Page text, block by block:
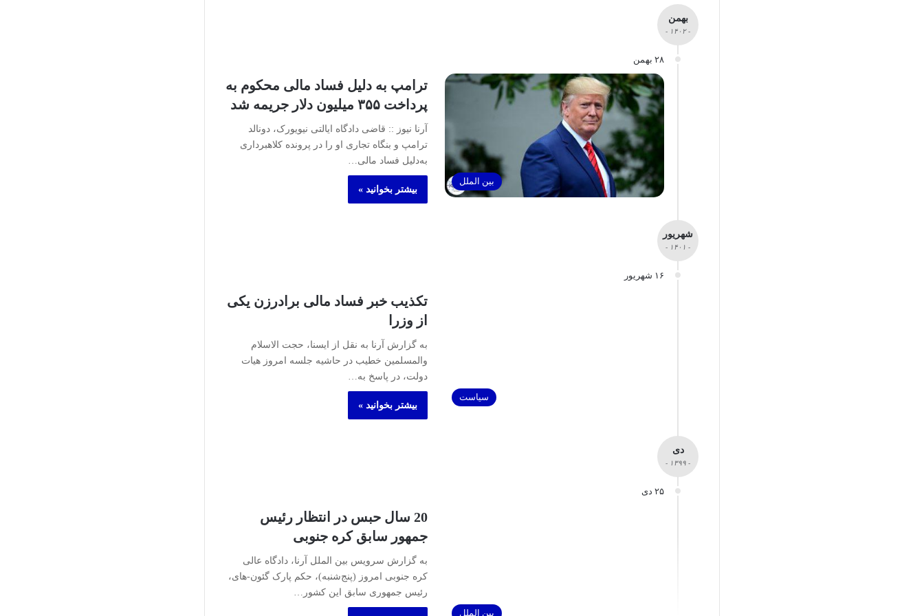
بهمن
- ۱۴۰۲ -
۲۸ بهمن
بین الملل
ترامپ به دلیل فساد مالی محکوم به
پرداخت ۳۵۵ میلیون دلار جریمه شد
آرنا نیوز :: قاضی دادگاه ایالتی نیویورک، دونالد
ترامپ و بنگاه تجاری او را در پرونده کلاهبرداری
به‌دلیل فساد مالی…
بیشتر بخوانید »
شهریور
- ۱۴۰۱ -
۱۶ شهریور
سیاست
تکذیب خبر فساد مالی برادرزن یکی
از وزرا
به گزارش آرنا به نقل از ایسنا، حجت الاسلام
والمسلمین خطیب در حاشیه جلسه امروز هیات
دولت، در پاسخ به…
بیشتر بخوانید »
دی
- ۱۳۹۹ -
۲۵ دی
بین الملل
20 سال حبس در انتظار رئیس
جمهور سابق کره جنوبی
به گزارش سرویس بین الملل آرنا، دادگاه عالی
کره جنوبی امروز (پنج‌شنبه)، حکم پارک گئون-های،
رئیس جمهوری سابق این کشور…